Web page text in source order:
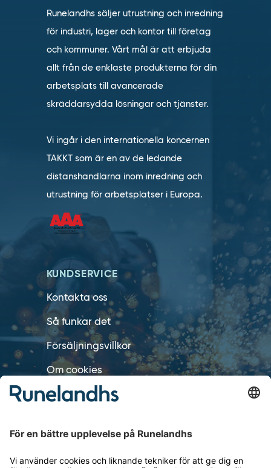
Runelandhs säljer utrustning och inredning
för industri, lager och kontor till företag
och kommuner. Vårt mål är att erbjuda
allt från de enklaste produkterna för din
arbetsplats till avancerade
skräddarsydda lösningar och tjänster.
Vi ingår i den internationella koncernen
TAKKT som är en av de ledande
distanshandlarna inom inredning och
utrustning för arbetsplatser i Europa.
KUNDSERVICE
Kontakta oss
Så funkar det
Försäljningsvillkor
Om cookies
Personuppgiftshantering
OM RUNELANDHS